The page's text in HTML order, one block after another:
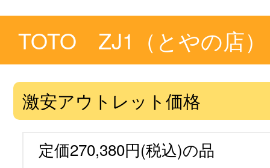
TOTO ZJ1（とやの店）
激安アウトレット価格
定価270,380円(税込)の品